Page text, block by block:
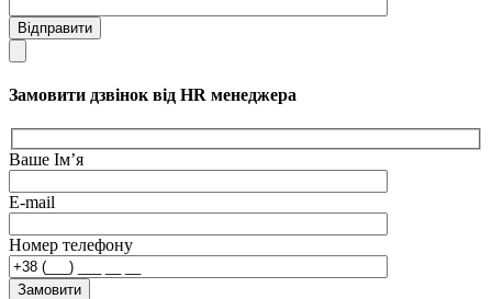
Відправити
Замовити дзвінок від HR менеджера
Ваше Ім’я
E-mail
Номер телефону
Замовити